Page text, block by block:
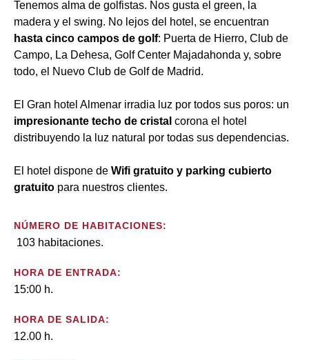
Tenemos alma de golfistas. Nos gusta el green, la
madera y el swing. No lejos del hotel, se encuentran
hasta cinco campos de golf: Puerta de Hierro, Club de
Campo, La Dehesa, Golf Center Majadahonda y, sobre
todo, el Nuevo Club de Golf de Madrid.
El Gran hotel Almenar irradia luz por todos sus poros: un
impresionante techo de cristal corona el hotel
distribuyendo la luz natural por todas sus dependencias.
El hotel dispone de Wifi gratuito y parking cubierto
gratuito para nuestros clientes.
NÚMERO DE HABITACIONES:
103 habitaciones.
HORA DE ENTRADA:
15:00 h.
HORA DE SALIDA:
12.00 h.